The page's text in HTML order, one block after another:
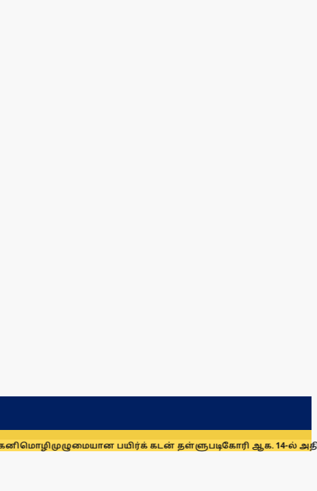
பயிர்க் கடன் தள்ளுபடிகோரி ஆக. 14-ல் அதிமுக